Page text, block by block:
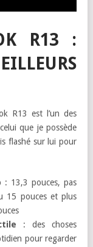
R13 :
R13 est l’un des
que je possède
flashé sur lui pour
: 13,3 pouces, pas
15 pouces et plus
: des choses
pour regarder